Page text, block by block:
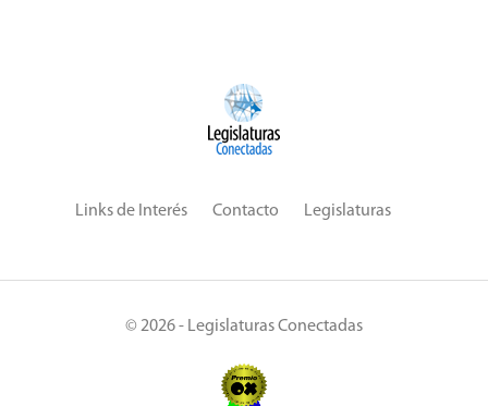
Links de Interés Contacto Legislaturas
© 2026 - Legislaturas Conectadas